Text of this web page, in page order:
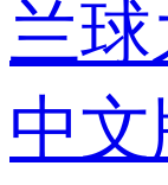
兰
中文